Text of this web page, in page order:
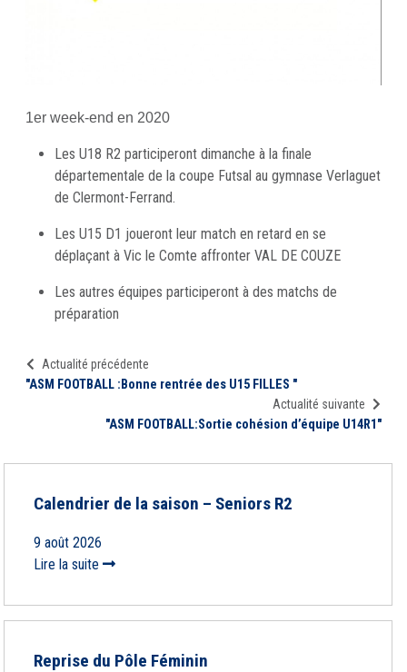
1er week-end en 2020
Les U18 R2 participeront dimanche à la finale
départementale de la coupe Futsal au gymnase Verlaguet
de Clermont-Ferrand.
Les U15 D1 joueront leur match en retard en se
déplaçant à Vic le Comte affronter VAL DE COUZE
Les autres équipes participeront à des matchs de
préparation
Actualité précédente
"ASM FOOTBALL :Bonne rentrée des U15 FILLES "
Actualité suivante
"ASM FOOTBALL:Sortie cohésion d’équipe U14R1"
Calendrier de la saison – Seniors R2
9 août 2026
Lire la suite
Reprise du Pôle Féminin